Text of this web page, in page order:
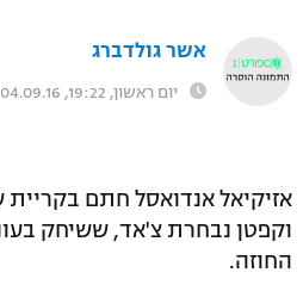
אשר גולדברג
יום ראשון, 19:22, 04.09.16
וקפטן נבחרת צ'אד, ששיחק
החוזה.